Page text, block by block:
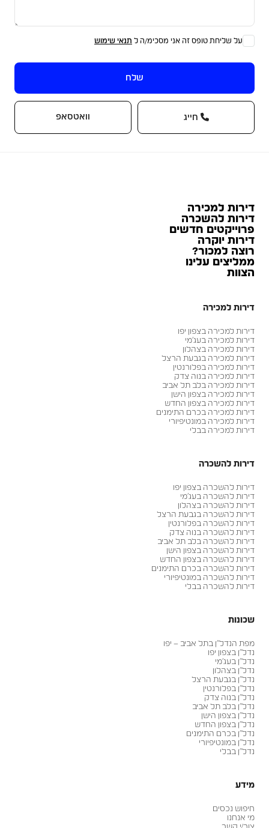
על שליחת טופס זה אני מסכימ/ה ל תנאי שימוש
שלח
חייג וואטסאפ
דירות למכירה
דירות להשכרה
פרוייקטים חדשים
דירות יוקרה
רוצה למכור?
ממליצים עלינו
הצוות
דירות למכירה
דירות למכירה בצפון יפו
דירות למכירה בעג׳מי
דירות למכירה בצהלון
דירות למכירה בגבעת הרצל
דירות למכירה בפלורנטין
דירות למכירה בנוה צדק
דירות למכירה בלב תל אביב
דירות למכירה בצפון הישן
דירות למכירה בצפון החדש
דירות למכירה בכרם התימנים
דירות למכירה במונטיפיורי
דירות למכירה בבלי
דירות להשכרה
דירות להשכרה בצפון יפו
דירות להשכרה בעג׳מי
דירות להשכרה בצהלון
דירות להשכרה בגבעת הרצל
דירות להשכרה בפלורנטין
דירות להשכרה בנוה צדק
דירות להשכרה בלב תל אביב
דירות להשכרה בצפון הישן
דירות להשכרה בצפון החדש
דירות להשכרה בכרם התימנים
דירות להשכרה במונטיפיורי
דירות להשכרה בבלי
שכונות
מפת הנדל״ן בתל אביב – יפו
נדל״ן בצפון יפו
נדל״ן בעג׳מי
נדל״ן בצהלון
נדל״ן בגבעת הרצל
נדל״ן בפלורנטין
נדל״ן בנוה צדק
נדל״ן בלב תל אביב
נדל״ן בצפון הישן
נדל״ן בצפון החדש
נדל״ן בכרם התימנים
נדל״ן במונטיפיורי
נדל״ן בבלי
מידע
חיפוש נכסים
מי אנחנו